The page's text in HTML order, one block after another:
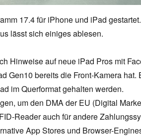
17.4 für iPhone und iPad
lässt sich einiges ablesen.
Hinweise auf neue iPad Pros mit
Gen10 bereits die Front-Kamera hat.
im Querformat gehalten werden.
um den DMA der EU (Digital
Reader auch für andere
App Stores und Browser-